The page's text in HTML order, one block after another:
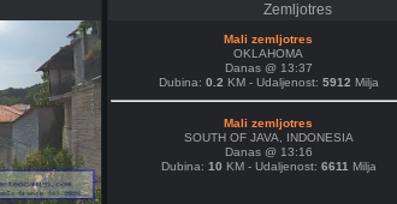
Zemljotres
Mali zemljotres
OKLAHOMA
Danas @ 13:37
Dubina: 0.2 KM - Udaljenost: 5912 Milja
Mali zemljotres
SOUTH OF JAVA, INDONESIA
Danas @ 13:16
Dubina: 10 KM - Udaljenost: 6611 Milja